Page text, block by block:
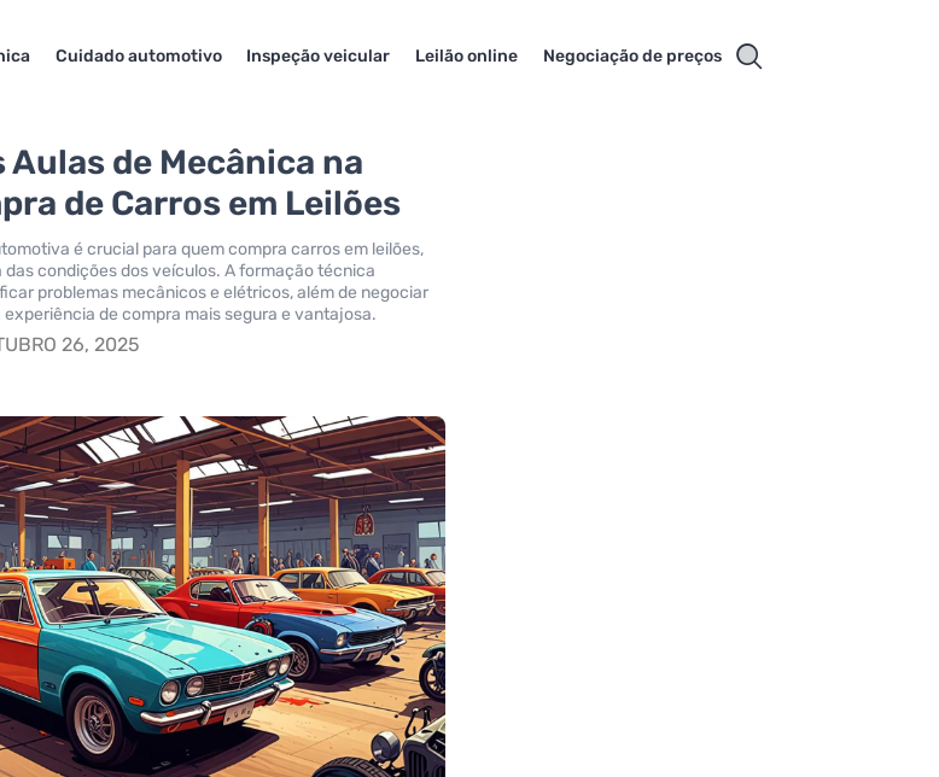
Cuidado automotivo Inspeção veicular Leilão online Negociação de preços
de Mecânica na
de Carros em Leilões
é crucial para quem compra carros em leilões,
condições dos veículos. A formação técnica
problemas mecânicos e elétricos, além de negociar
de compra mais segura e vantajosa.
26, 2025